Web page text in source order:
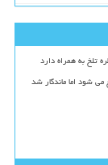
تلخ به همراه دارد